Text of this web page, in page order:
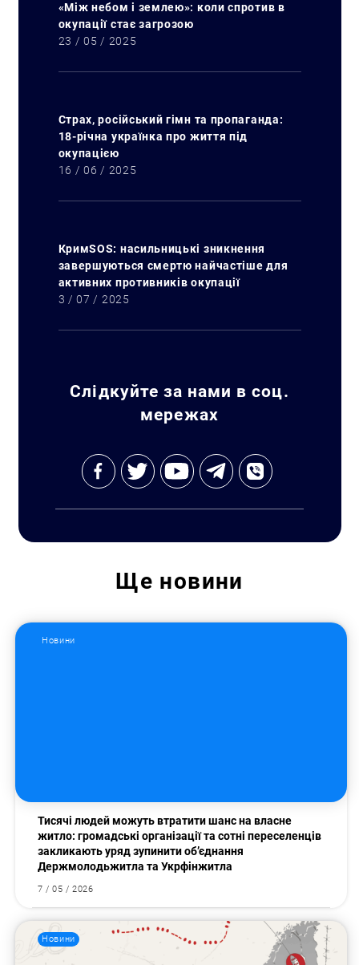
«Між небом і землею»: коли спротив в
окупації стає загрозою
23 / 05 / 2025
Страх, російський гімн та пропаганда:
18-річна українка про життя під
окупацією
16 / 06 / 2025
КримSOS: насильницькі зникнення
завершуються смертю найчастіше для
активних противників окупації
3 / 07 / 2025
Слідкуйте за нами в соц.
мережах
Ще новини
Новини
Тисячі людей можуть втратити шанс на власне
житло: громадські організації та сотні переселенців
закликають уряд зупинити об’єднання
Держмолодьжитла та Укрфінжитла
7 / 05 / 2026
Новини